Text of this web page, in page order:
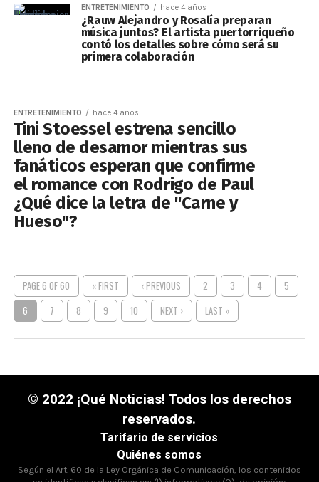
ENTRETENIMIENTO hace 4 años
¿Rauw Alejandro y Rosalía preparan
música juntos? El artista puertorriqueño
contó los detalles sobre cómo será su
primera colaboración
ENTRETENIMIENTO hace 4 años
Tini Stoessel estrena sencillo
lleno de desamor mientras sus
fanáticos esperan que confirme
el romance con Rodrigo de Paul
¿Qué dice la letra de "Carne y
Hueso"?
PAGE 6 OF 60 « FIRST ‹ PREVIOUS 2 3 4
5
6
7 8 9 10 NEXT › LAST »
© 2022 ¡Qué Noticias! Todos los derechos
reservados.
Tarifario de servicios
Quiénes somos
Según el Art. 60 de la Ley Orgánica de Comunicación, los contenidos